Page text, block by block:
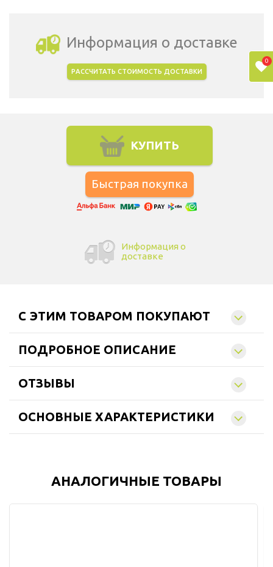
Информация о доставке
РАССЧИТАТЬ СТОИМОСТЬ ДОСТАВКИ
КУПИТЬ
Информация о
доставке
C ЭТИМ ТОВАРОМ ПОКУПАЮТ
ПОДРОБНОЕ ОПИСАНИЕ
ОТЗЫВЫ
ОСНОВНЫЕ ХАРАКТЕРИСТИКИ
АНАЛОГИЧНЫЕ ТОВАРЫ
0